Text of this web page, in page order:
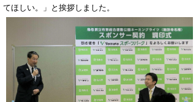
てほしい。」と挨拶しました。